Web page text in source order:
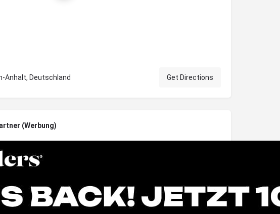
Anhalt, Deutschland Get Directions
(Werbung)